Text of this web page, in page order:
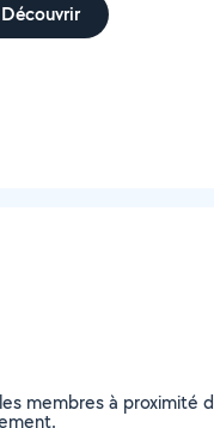
Découvrir
membres à proximité